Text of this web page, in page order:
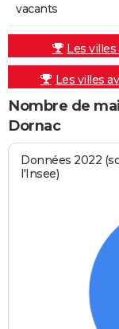
vacants
Les
Les villes
Nombre de
Dornac
Données 2022
l'Insee)